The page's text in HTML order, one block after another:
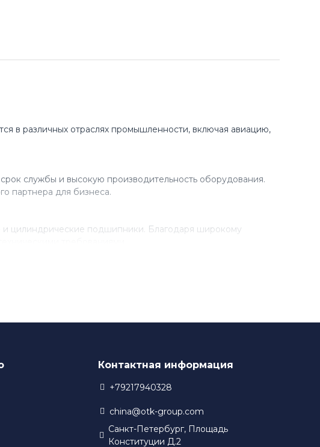
в различных отраслях промышленности, включая авиацию,
службы и высокую производительность оборудования.
партнера для бизнеса.
и цилиндрические подшипники. Благодаря широкому
Контактная информация
+79217940328
china@otk-group.com
Санкт-Петербург, Площадь
Конституции Д.2